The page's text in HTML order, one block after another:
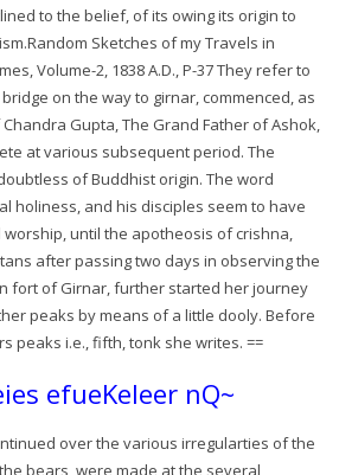
to the belief, of its owing its origin to
Sketches of my Travels in
Volume-2, 1838 A.D., P-37 They refer to
on the way to girnar, commenced, as
Gupta, The Grand Father of Ashok,
at various subsequent period. The
of Buddhist origin. The word
holiness, and his disciples seem to have
until the apotheosis of crishna,
after passing two days in observing the
fort of Girnar, further started her journey
peaks by means of a little dooly. Before
peaks i.e., fifth, tonk she writes. ==
efueKeleer nQ~
over the various irregularties of the
bears, were made at the several